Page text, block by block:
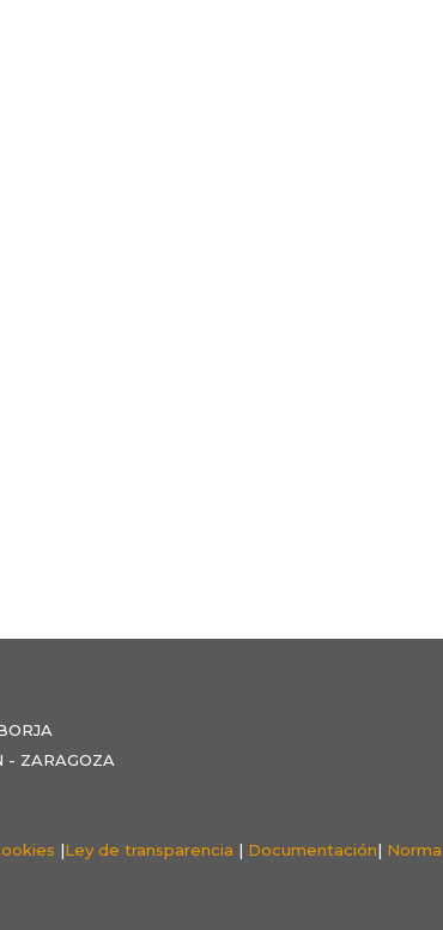
- ZARAGOZA
|Ley de transparencia | Documentación| Norma